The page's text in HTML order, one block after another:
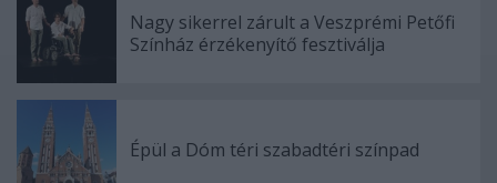
Nagy sikerrel zárult a Veszprémi Petőfi
Színház érzékenyítő fesztiválja
Épül a Dóm téri szabadtéri színpad